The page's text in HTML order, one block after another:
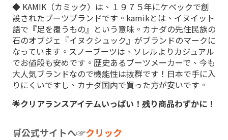
◆ KAMIK（カミック）は、１９７５年にケベックで創
設されたブーツブランドです。kamikとは、イヌイット
語で『足を覆うもの』という意味。カナダの先住民族の
石のオブジェ『イヌクシュック』がブランドのマークに
なっています。スノーブーツは、ソレルよりカジュアル
でお値段も安めです。歴史あるブーツメーカーで、今も
大人気ブランドなので機能性は抜群です！日本で手に入
りにくいですし、カナダ国内で買った方が安いです。
🌟クリアランスアイテムいっぱい！残り商品わずかに！
🛒公式サイトへ☞クリック